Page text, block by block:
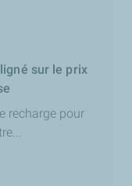
sur le prix
recharge pour